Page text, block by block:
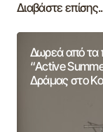
Διαβάστε
Δωρεά από τα
“Active
Δράμας στο